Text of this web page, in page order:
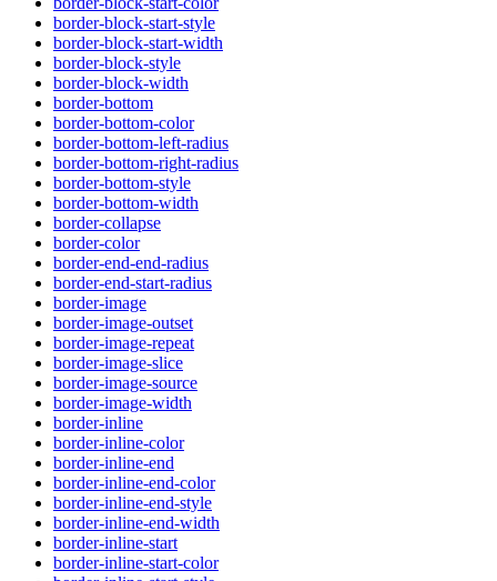
border-block-start-style
border-block-start-width
border-block-style
border-block-width
border-bottom
border-bottom-color
border-bottom-left-radius
border-bottom-right-radius
border-bottom-style
border-bottom-width
border-collapse
border-color
border-end-end-radius
border-end-start-radius
border-image
border-image-outset
border-image-repeat
border-image-slice
border-image-source
border-image-width
border-inline
border-inline-color
border-inline-end
border-inline-end-color
border-inline-end-style
border-inline-end-width
border-inline-start
border-inline-start-color